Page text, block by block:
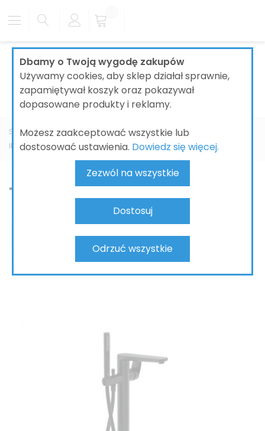
Dbamy o Twoją wygodę zakupów
Używamy cookies, aby sklep działał sprawnie,
zapamiętywał koszyk oraz pokazywał
dopasowane produkty i reklamy.
Możesz zaakceptować wszystkie lub
dostosować ustawienia. Dowiedz się więcej.
Zezwól na wszystkie
Dostosuj
Odrzuć wszystkie
Strona główna ŁAZIENKI
BATERIE ŁAZIENKOWE
IDEAL STANDARD
Tonic II
Tonic II